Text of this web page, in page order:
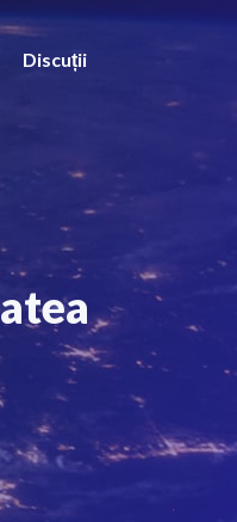
Discuții